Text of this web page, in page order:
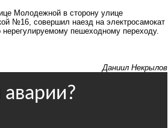
Молодежной в сторону улице
№16, совершил наезд на электросамокат
пешеходному переходу.
Даниил Некрылов